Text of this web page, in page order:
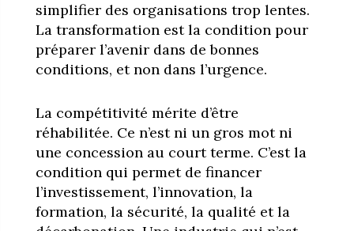
simplifier des organisations trop lentes.
La transformation est la condition pour
préparer l’avenir dans de bonnes
conditions, et non dans l’urgence.
La compétitivité mérite d’être
réhabilitée. Ce n’est ni un gros mot ni
une concession au court terme. C’est la
condition qui permet de financer
l’investissement, l’innovation, la
formation, la sécurité, la qualité et la